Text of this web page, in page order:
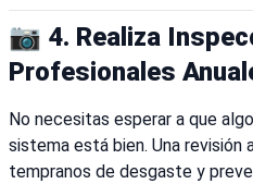
📷 4. Realiza
Profesionales
No necesitas esperar a que
sistema está bien. Una
tempranos de desgaste y